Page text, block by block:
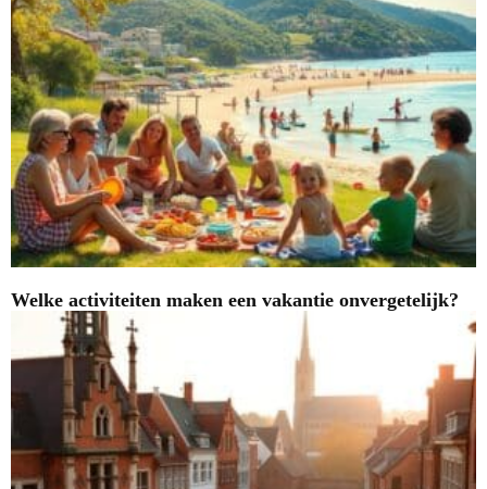
Welke activiteiten maken een vakantie onvergetelijk?